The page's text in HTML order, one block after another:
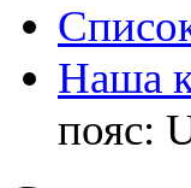
Наша
пояс: